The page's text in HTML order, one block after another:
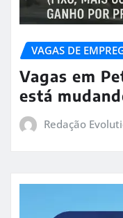
VAGAS DE
Vagas em
está
Redação